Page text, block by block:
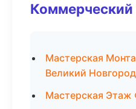
Коммерческий
Мастерская
Великий Новгород
Мастерская